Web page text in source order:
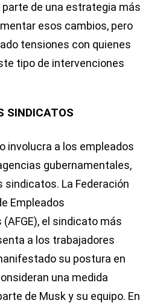
de una estrategia más
esos cambios, pero
tensiones con quienes
tipo de intervenciones
SINDICATOS
involucra a los empleados
gubernamentales,
sindicatos. La Federación
Empleados
el sindicato más
a los trabajadores
su postura en
una medida
de Musk y su equipo. En